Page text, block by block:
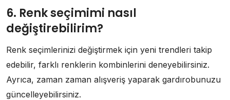
6. Renk seçimimi nasıl
değiştirebilirim?
Renk seçimlerinizi değiştirmek için yeni trendleri takip
edebilir, farklı renklerin kombinlerini deneyebilirsiniz.
Ayrıca, zaman zaman alışveriş yaparak gardırobunuzu
güncelleyebilirsiniz.